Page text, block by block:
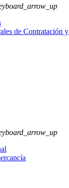
de Contratación